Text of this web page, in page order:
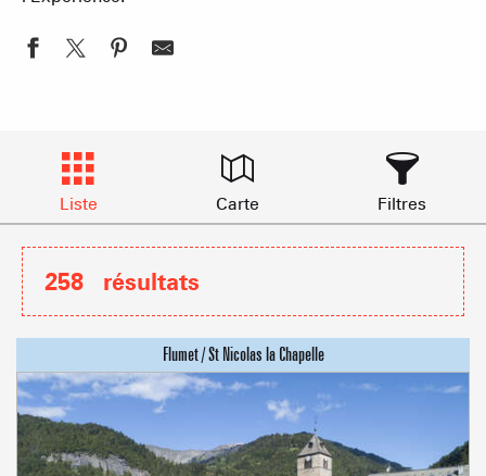
Liste Carte Filtres
258 résultats